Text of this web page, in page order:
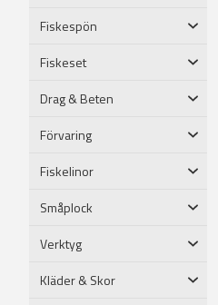
Fiskespön
Fiskeset
Drag & Beten
Förvaring
Fiskelinor
Småplock
Verktyg
Kläder & Skor